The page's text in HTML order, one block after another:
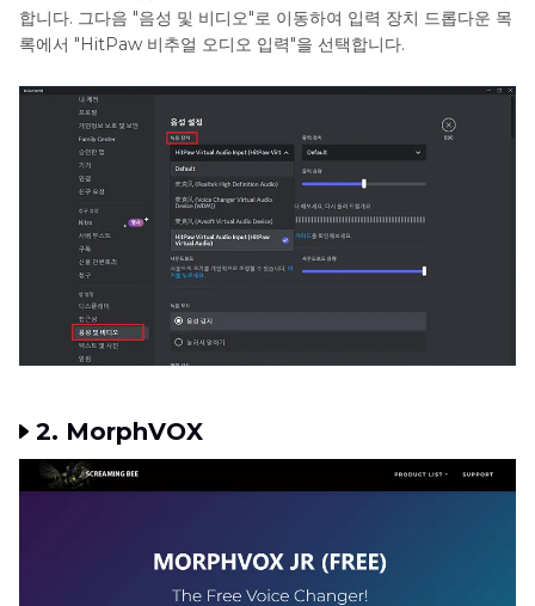
합니다. 그다음 "음성 및 비디오"로 이동하여 입력 장치 드롭다운 목
록에서 "HitPaw 비추얼 오디오 입력"을 선택합니다.
2. MorphVOX